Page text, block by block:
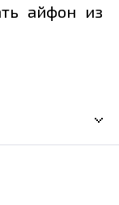
айфон из